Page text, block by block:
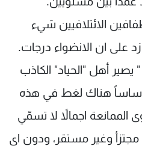
الائتلافيين شيء
على ان الانضواء درجات.
أهل "الحياد" الكاذب
أساساً هناك لغط في هذه
اجمالاً لا تسمّي
وغير مستقر، ودون اي